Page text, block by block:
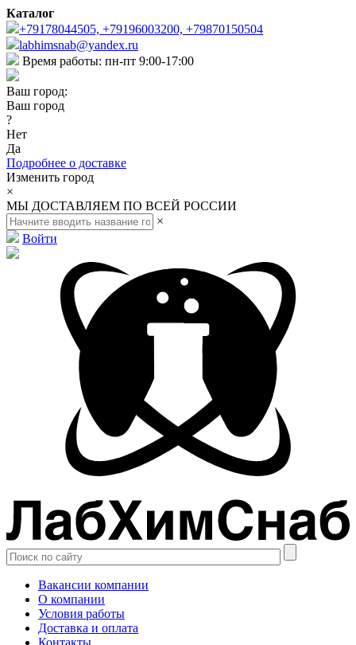
Каталог
+79178044505, +79196003200, +79870150504
labhimsnab@yandex.ru
Время работы: пн-пт 9:00-17:00
Ваш город:
Ваш город
?
Нет
Да
Подробнее о доставке
Изменить город
×
МЫ ДОСТАВЛЯЕМ ПО ВСЕЙ РОССИИ
×
Войти
Вакансии компании
О компании
Условия работы
Доставка и оплата